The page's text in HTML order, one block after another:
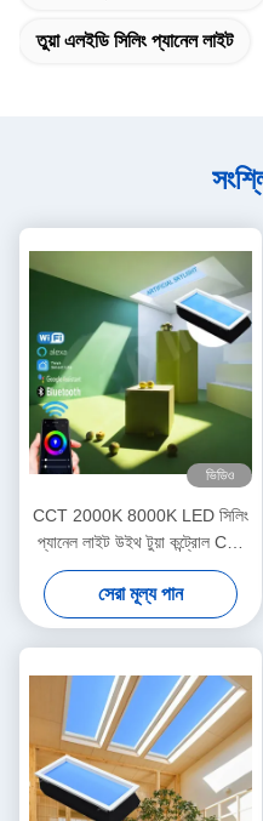
তুয়া এলইডি সিলিং প্যানেল লাইট
ভিডিও
CCT 2000K 8000K LED সিলিং
প্যানেল লাইট উইথ টুয়া কন্ট্রোল CRI
95
সেরা মূল্য পান